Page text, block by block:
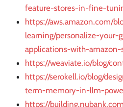
feature-stores-in-fine-
https://aws.amazon.com/
learning/personalize-your-
applications-with-
https://weaviate.io/blog/
https://serokell.io/blog/
term-memory-in-llm-
https://